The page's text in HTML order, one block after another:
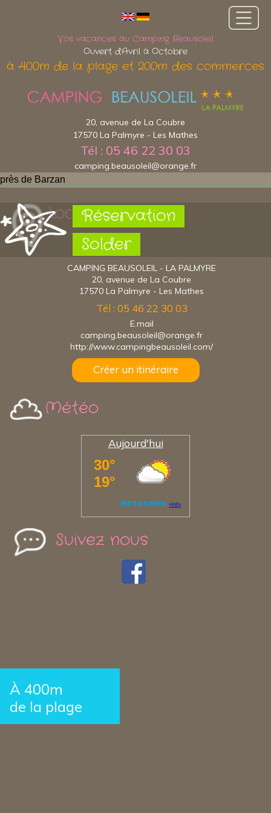
Réservation
Solder
Vos vacances au Camping Beausoleil
Ouvert d'Avril à Octobre
à 400m de la plage et 200m des commerces
20, avenue de La Coubre
17570 La Palmyre - Les Mathes
Tél : 05 46 22 30 03
camping.beausoleil@orange.fr
près de Barzan
Localisation
CAMPING BEAUSOLEIL - LA PALMYRE
20, avenue de La Coubre
17570 La Palmyre - Les Mathes
Tél : 05 46 22 30 03
E.mail
camping.beausoleil@orange.fr
http://www.campingbeausoleil.com/
Créer un itinéraire
Météo
Aujourd'hui
Suivez nous
À 400m
de la plage